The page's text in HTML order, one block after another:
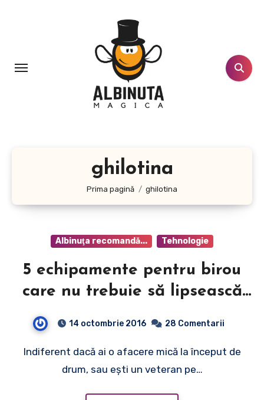
ghilotina
Prima pagină ghilotina
Albinuţa recomandă... Tehnologie
5 echipamente pentru birou
care nu trebuie să lipsească
14 octombrie 2016 28 Comentarii
Indiferent dacă ai o afacere mică la început de
drum, sau eşti un veteran pe…